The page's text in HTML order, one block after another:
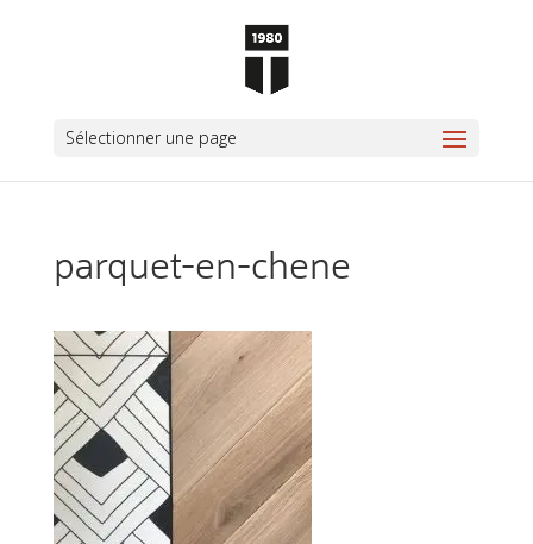
Sélectionner une page
parquet-en-chene